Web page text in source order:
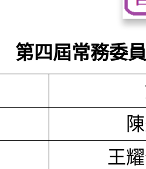
第四屆常務委
王